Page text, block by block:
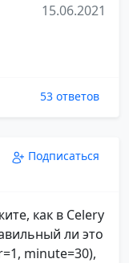
15.06.2021
53 ответов
Подписаться
как в Celery
ли это
minute=30),